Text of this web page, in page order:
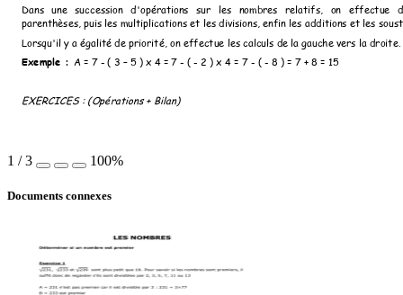
Dans une succession d'opérations sur les nombres relatifs, on effectue
parenthèses, puis les multiplications et les divisions, enfin les additions et les
Lorsqu'il y a égalité de priorité, on effectue les calculs de la gauche vers la droite.
Exemple : A = 7 - ( 3 – 5 ) x 4 = 7 - ( - 2 ) x 4 = 7 - ( - 8 ) = 7 + 8 = 15
EXERCICES : (Opérations + Bilan)
1 /3 100%
Documents connexes